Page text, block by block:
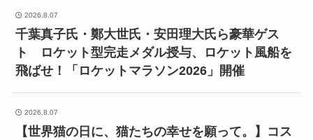
2026.8.07
千葉真子氏・鄭大世氏・安田理大氏ら豪華ゲス
ト ロケット型完走メダル授与、ロケット風船を
飛ばせ！「ロケットマラソン2026」開催
2026.8.07
【世界猫の日に、猫たちの幸せを願って。】コス